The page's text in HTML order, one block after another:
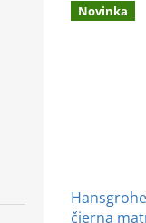
Novinka
čierna